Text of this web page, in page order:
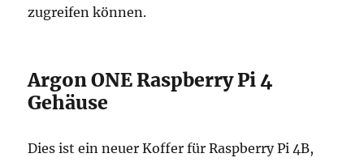
zugreifen können.
Argon ONE Raspberry Pi 4
Gehäuse
Dies ist ein neuer Koffer für Raspberry Pi 4B,